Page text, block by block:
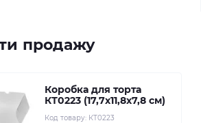
продажу
Коробка для торта
КТ0223 (17,7х11,8х7,8 см)
Код товару: КТ0223